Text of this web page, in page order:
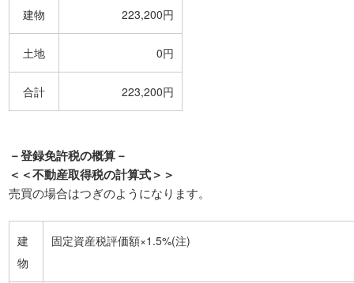
建物 223,200円
土地 0円
合計 223,200円
－登録免許税の概算－
＜＜不動産取得税の計算式＞＞
売買の場合はつぎのようになります。
建
物
固定資産税評価額×1.5%(注)